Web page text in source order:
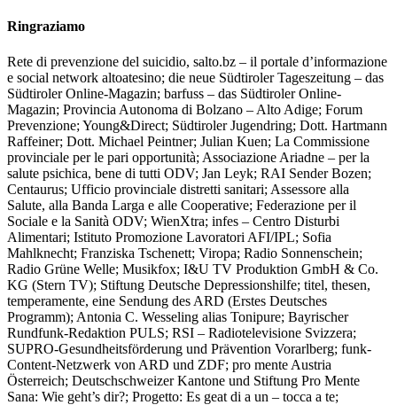
Ringraziamo
Rete di prevenzione del suicidio, salto.bz – il portale d’informazione
e social network altoatesino; die neue Südtiroler Tageszeitung – das
Südtiroler Online-Magazin; barfuss – das Südtiroler Online-
Magazin; Provincia Autonoma di Bolzano – Alto Adige; Forum
Prevenzione; Young&Direct; Südtiroler Jugendring; Dott. Hartmann
Raffeiner; Dott. Michael Peintner; Julian Kuen; La Commissione
provinciale per le pari opportunità; Associazione Ariadne – per la
salute psichica, bene di tutti ODV; Jan Leyk; RAI Sender Bozen;
Centaurus; Ufficio provinciale distretti sanitari; Assessore alla
Salute, alla Banda Larga e alle Cooperative; Federazione per il
Sociale e la Sanità ODV; WienXtra; infes – Centro Disturbi
Alimentari; Istituto Promozione Lavoratori AFI/IPL; Sofia
Mahlknecht; Franziska Tschenett; Viropa; Radio Sonnenschein;
Radio Grüne Welle; Musikfox; I&U TV Produktion GmbH & Co.
KG (Stern TV); Stiftung Deutsche Depressionshilfe; titel, thesen,
temperamente, eine Sendung des ARD (Erstes Deutsches
Programm); Antonia C. Wesseling alias Tonipure; Bayrischer
Rundfunk-Redaktion PULS; RSI – Radiotelevisione Svizzera;
SUPRO-Gesundheitsförderung und Prävention Vorarlberg; funk-
Content-Netzwerk von ARD und ZDF; pro mente Austria
Österreich; Deutschschweizer Kantone und Stiftung Pro Mente
Sana: Wie geht’s dir?; Progetto: Es geat di a un – tocca a te;